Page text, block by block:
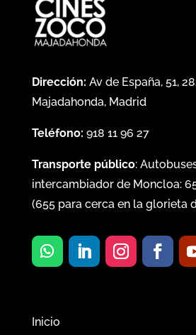
Dirección: Av de España, 51,
Majadahonda, Madrid
Teléfono: 918 11 96 27
Transporte público:
intercambiador de Moncloa:
(655para cerca en la glorieta
Inicio